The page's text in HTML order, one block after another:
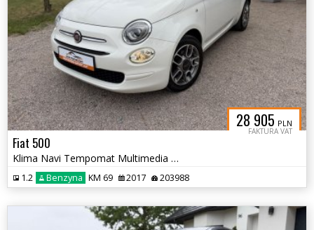
28 905 PLN
FAKTURA VAT
Fiat 500
Klima Navi Tempomat Multimedia Alu 15
1.2 Benzyna KM 69 2017 203988